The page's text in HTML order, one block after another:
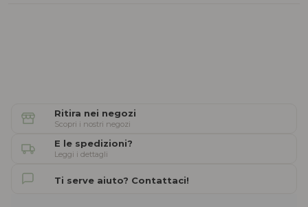
Ritira nei negozi
Scopri i nostri negozi
E le spedizioni?
Leggi i dettagli
Ti serve aiuto? Contattaci!